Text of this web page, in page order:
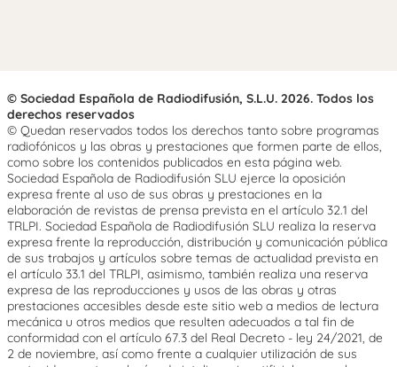
© Sociedad Española de Radiodifusión, S.L.U. 2026. Todos los
derechos reservados
© Quedan reservados todos los derechos tanto sobre programas
radiofónicos y las obras y prestaciones que formen parte de ellos,
como sobre los contenidos publicados en esta página web.
Sociedad Española de Radiodifusión SLU ejerce la oposición
expresa frente al uso de sus obras y prestaciones en la
elaboración de revistas de prensa prevista en el artículo 32.1 del
TRLPI. Sociedad Española de Radiodifusión SLU realiza la reserva
expresa frente la reproducción, distribución y comunicación pública
de sus trabajos y artículos sobre temas de actualidad prevista en
el artículo 33.1 del TRLPI, asimismo, también realiza una reserva
expresa de las reproducciones y usos de las obras y otras
prestaciones accesibles desde este sitio web a medios de lectura
mecánica u otros medios que resulten adecuados a tal fin de
conformidad con el artículo 67.3 del Real Decreto - ley 24/2021, de
2 de noviembre, así como frente a cualquier utilización de sus